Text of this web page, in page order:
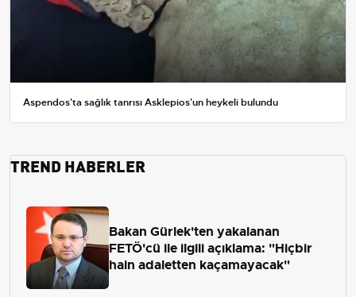
Aspendos'ta sağlık tanrısı Asklepios'un heykeli bulundu
TREND HABERLER
Bakan Gürlek'ten yakalanan
FETÖ'cü ile ilgili açıklama: "Hiçbir
hain adaletten kaçamayacak"